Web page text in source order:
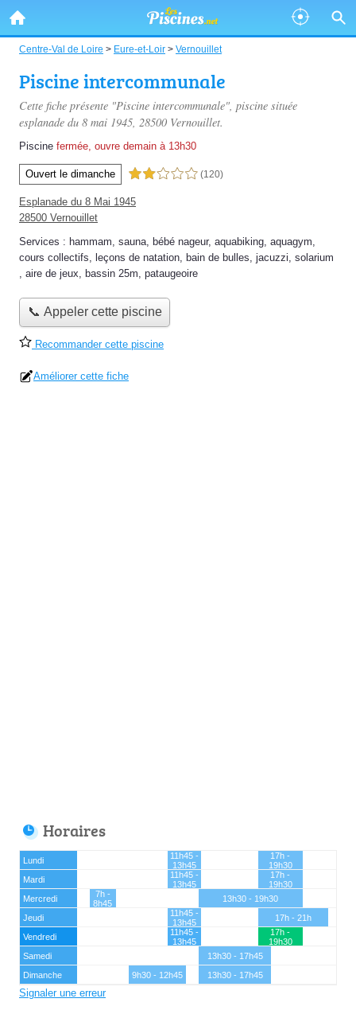
Centre-Val de Loire > Eure-et-Loir > Vernouillet
Piscine intercommunale
Cette fiche présente "Piscine intercommunale", piscine située
esplanade du 8 mai 1945, 28500 Vernouillet.
Piscine fermée, ouvre demain à 13h30
Ouvert le dimanche 2,0 étoiles sur 5 (120)
Esplanade du 8 Mai 1945
28500 Vernouillet
Services : hammam, sauna, bébé nageur, aquabiking, aquagym,
cours collectifs, leçons de natation, bain de bulles, jacuzzi, solarium
, aire de jeux, bassin 25m, pataugeoire
📞 Appeler cette piscine
Recommander cette piscine
Améliorer cette fiche
Horaires
Lundi
11h45 -
13h45
17h -
19h30
Mardi
11h45 -
13h45
17h -
19h30
Mercredi
7h -
8h45
13h30 - 19h30
Jeudi
11h45 -
13h45
17h - 21h
Vendredi
11h45 -
13h45
17h -
19h30
Samedi
13h30 - 17h45
Dimanche
9h30 - 12h45 13h30 - 17h45
Signaler une erreur